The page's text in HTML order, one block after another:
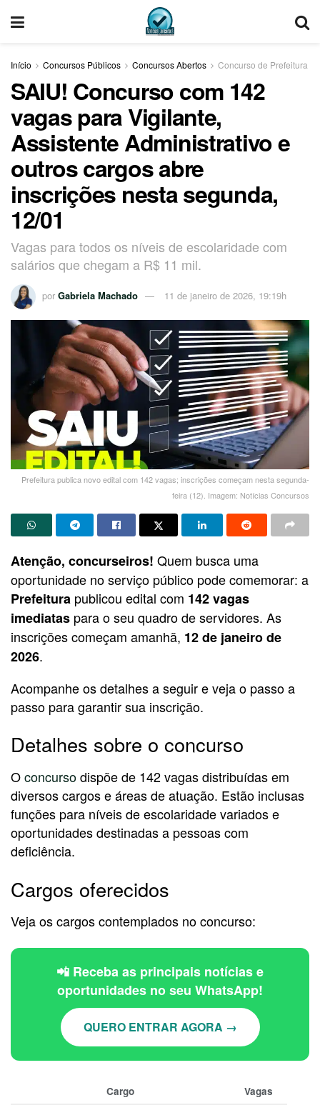
Início Concursos Públicos Concursos Abertos Concurso de Prefeitura
SAIU! Concurso com 142
vagas para Vigilante,
Assistente Administrativo e
outros cargos abre
inscrições nesta segunda,
12/01
Vagas para todos os níveis de escolaridade com
salários que chegam a R$ 11 mil.
por Gabriela Machado 11 de janeiro de 2026, 19:19h
Prefeitura publica novo edital com 142 vagas; inscrições começam nesta segunda-
feira (12). Imagem: Notícias Concursos
Atenção, concurseiros! Quem busca uma
oportunidade no serviço público pode comemorar: a
Prefeitura publicou edital com 142 vagas
imediatas para o seu quadro de servidores. As
inscrições começam amanhã, 12 de janeiro de
2026.
Acompanhe os detalhes a seguir e veja o passo a
passo para garantir sua inscrição.
Detalhes sobre o concurso
Oconcursodispõe de 142 vagas distribuídas em
diversos cargos e áreas de atuação. Estão inclusas
funções para níveis de escolaridade variados e
oportunidades destinadas a pessoas com
deficiência.
Cargos oferecidos
Veja os cargos contemplados no concurso:
📲 Receba as principais notícias e
oportunidades no seu WhatsApp!
QUERO ENTRAR AGORA →
Cargo Vagas